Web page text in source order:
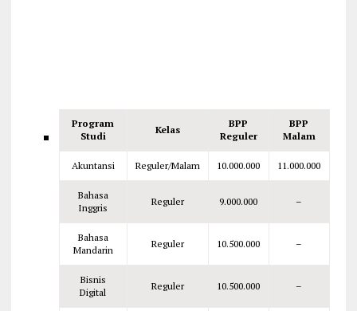
Program
Studi
Kelas
BPP
Reguler
BPP
Malam
Akuntansi Reguler/Malam 10.000.000 11.000.000
Bahasa
Inggris
Reguler 9.000.000 –
Bahasa
Mandarin
Reguler 10.500.000 –
Bisnis
Digital
Reguler 10.500.000 –